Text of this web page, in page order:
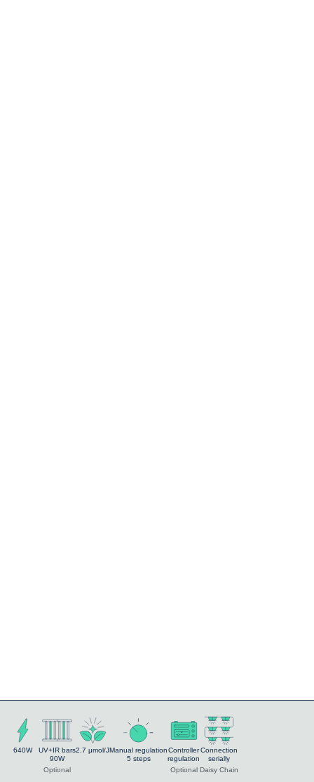
640W
UV+IR bars
90W
Optional
2.7 μmol/JManual regulation
5 steps
Controller
regulation
Optional
Connection
serially
Daisy Chain